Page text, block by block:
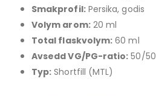
Smakprofil:Persika, godis
Volym arom:20 ml
Total flaskvolym: 60 ml
Avsedd VG/PG-ratio: 50/50
Typ: Shortfill (MTL)